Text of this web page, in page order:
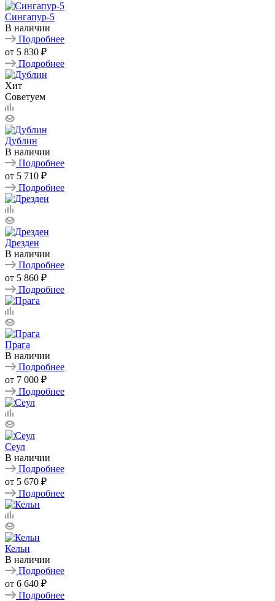
Сингапур-5
В наличии
Подробнее
от 5 830 ₽
Подробнее
Хит
Советуем
Дублин
В наличии
Подробнее
от 5 710 ₽
Подробнее
Дрезден
В наличии
Подробнее
от 5 860 ₽
Подробнее
Прага
В наличии
Подробнее
от 7 000 ₽
Подробнее
Сеул
В наличии
Подробнее
от 5 670 ₽
Подробнее
Кельн
В наличии
Подробнее
от 6 640 ₽
Подробнее